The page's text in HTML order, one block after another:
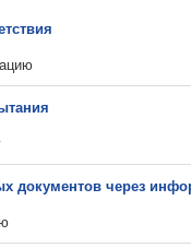
документов через